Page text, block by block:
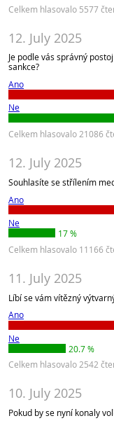
Celkem hlasovalo 5577
12. July 2025
Je podle vás správný
sankce?
Ano
Ne
Celkem hlasovalo 21086
12. July 2025
Souhlasíte se střílením
Ano
Ne
17 %
Celkem hlasovalo 11166
11. July 2025
Líbí se vám vítězný
Ano
Ne
20.7 %
Celkem hlasovalo 2542
10. July 2025
Pokud by se nyní konaly